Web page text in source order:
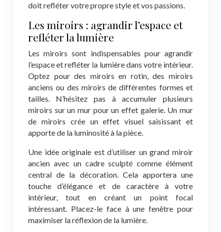
doit refléter votre propre style et vos passions.
Les miroirs : agrandir l’espace et
refléter la lumière
Les miroirs sont indispensables pour agrandir
l’espace et refléter la lumière dans votre intérieur.
Optez pour des miroirs en rotin, des miroirs
anciens ou des miroirs de différentes formes et
tailles. N’hésitez pas à accumuler plusieurs
miroirs sur un mur pour un effet galerie. Un mur
de miroirs crée un effet visuel saisissant et
apporte de la luminosité à la pièce.
Une idée originale est d’utiliser un grand miroir
ancien avec un cadre sculpté comme élément
central de la décoration. Cela apportera une
touche d’élégance et de caractère à votre
intérieur, tout en créant un point focal
intéressant. Placez-le face à une fenêtre pour
maximiser la réflexion de la lumière.